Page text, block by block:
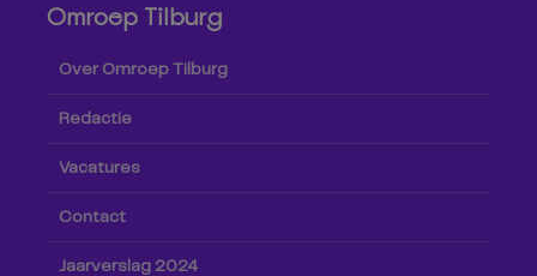
Omroep Tilburg
Over Omroep Tilburg
Redactie
Vacatures
Contact
Jaarverslag 2024